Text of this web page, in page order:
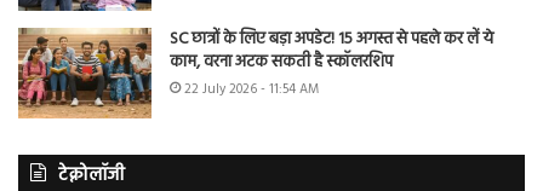
SC छात्रों के लिए बड़ा अपडेट! 15 अगस्त से पहले कर लें ये
काम, वरना अटक सकती है स्कॉलरशिप
22 July 2026 - 11:54 AM
टेक्नोलॉजी